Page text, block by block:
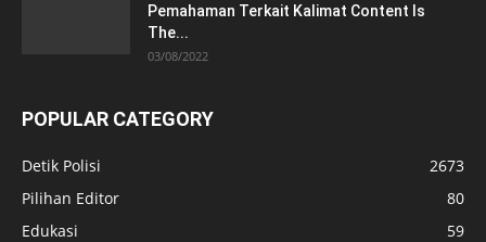
Pemahaman Terkait Kalimat Content Is
The...
03/08/2022
POPULAR CATEGORY
Detik Polisi
2673
Pilihan Editor
80
Edukasi
59